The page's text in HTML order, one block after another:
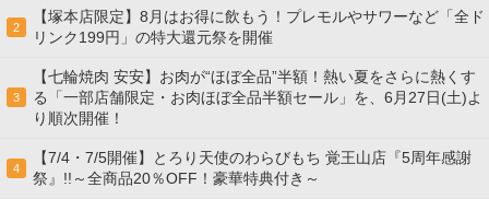
2
【塚本店限定】8月はお得に飲もう！プレモルやサワーなど「全ド
リンク199円」の特大還元祭を開催
3
【七輪焼肉 安安】お肉が“ほぼ全品”半額！熱い夏をさらに熱くす
る「一部店舗限定・お肉ほぼ全品半額セール」を、6月27日(土)よ
り順次開催！
4
【7/4・7/5開催】とろり天使のわらびもち 覚王山店『5周年感謝
祭』!!～全商品20％OFF！豪華特典付き～